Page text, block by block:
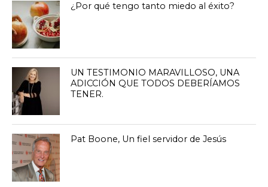
¿Por qué tengo tanto miedo al éxito?
UN TESTIMONIO MARAVILLOSO, UNA
ADICCIÓN QUE TODOS DEBERÍAMOS
TENER.
Pat Boone, Un fiel servidor de Jesús